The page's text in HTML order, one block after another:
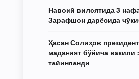
Навоий вилоятида 3
Зарафшон дарёсида
Ҳасан Солиҳов
маданият бўйича вакили
тайинланди